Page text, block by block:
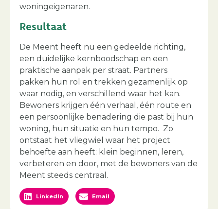
woningeigenaren.
Resultaat
De Meent heeft nu een gedeelde richting,
een duidelijke kernboodschap en een
praktische aanpak per straat. Partners
pakken hun rol en trekken gezamenlijk op
waar nodig, en verschillend waar het kan.
Bewoners krijgen één verhaal, één route en
een persoonlijke benadering die past bij hun
woning, hun situatie en hun tempo. Zo
ontstaat het vliegwiel waar het project
behoefte aan heeft: klein beginnen, leren,
verbeteren en door, met de bewoners van de
Meent steeds centraal.
LinkedIn Email